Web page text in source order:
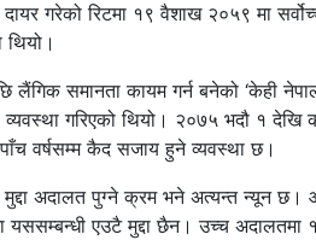
गरेको रिटमा १९ वैशाख २०५९ मा
लैंगिक समानता कायम गर्न बनेको ‘केही
व्यवस्था गरिएको थियो। २०७५ भदौ १
वर्षसम्म कैद सजाय हुने व्यवस्था छ।
अदालत पुग्ने क्रम भने अत्यन्त न्यून छ।
एउटै मुद्दा छैन। उच्च अदालतमा